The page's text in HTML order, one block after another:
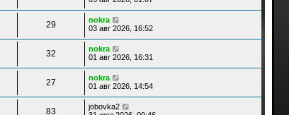
29
nokra
03 авг 2026, 16:52
32
nokra
01 авг 2026, 16:31
27
nokra
01 авг 2026, 14:54
83
jobovka2